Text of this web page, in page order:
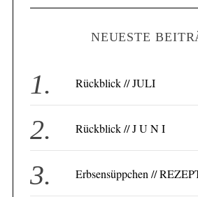
NEUESTE
Rückblick // JULI
Rückblick // J U N I
Erbsensüppchen //